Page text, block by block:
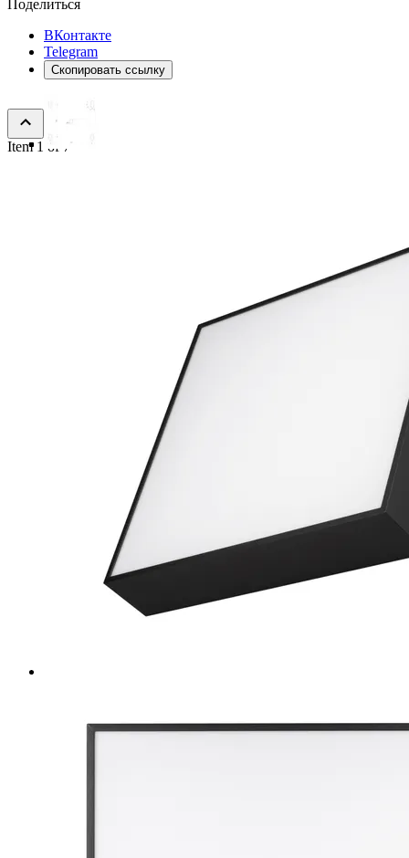
Поделиться
ВКонтакте
Telegram
Скопировать ссылку
Item 1 of 7